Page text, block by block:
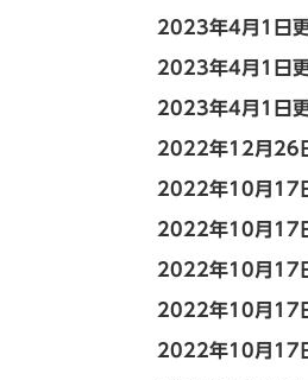
2023年4月1日
2023年4月1日
2023年4月1日
2022年12月26
2022年10月17
2022年10月17
2022年10月17
2022年10月17
2022年10月17